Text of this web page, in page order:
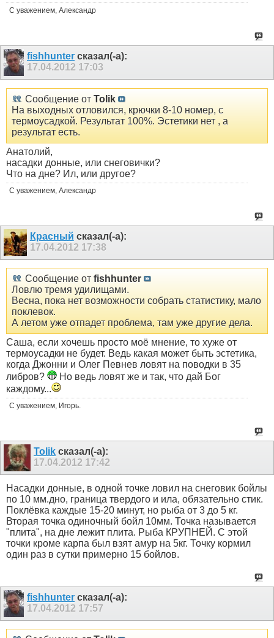
С уважением, Александр
fishhunter сказал(-а):
17.04.2012 17:03
Сообщение от Tolik
На выходных отловился, крючки 8-10 номер, с
термоусадкой. Результат 100%. Эстетики нет , а
результат есть.
Анатолий,
насадки донные, или снеговички?
Что на дне? Ил, или другое?
С уважением, Александр
Красный сказал(-а):
17.04.2012 17:38
Сообщение от fishhunter
Ловлю тремя удилищами.
Весна, пока нет возможности собрать статистику, мало
поклевок.
А летом уже отпадет проблема, там уже другие дела.
Саша, если хочешь просто моё мнение, то хуже от
термоусадки не будет. Ведь какая может быть эстетика,
когда Джонни и Олег Певнев ловят на поводки в 35
либров?
Но ведь ловят же и так, что дай Бог
каждому...
С уважением, Игорь.
Tolik сказал(-а):
17.04.2012 17:42
Насадки донные, в одной точке ловил на снеговик бойлы
по 10 мм.дно, граница твердого и ила, обязательно стик.
Поклёвка каждые 15-20 минут, но рыба от 3 до 5 кг.
Вторая точка одиночный бойл 10мм. Точка называется
"плита", на дне лежит плита. Рыба КРУПНЕЙ. С этой
точки кроме карпа был взят амур на 5кг. Точку кормил
один раз в сутки примерно 15 бойлов.
fishhunter сказал(-а):
17.04.2012 17:57